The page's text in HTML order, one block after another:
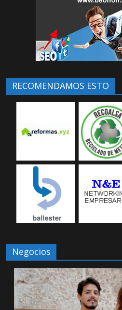
RECOMENDAMOS ESTO
Negocios